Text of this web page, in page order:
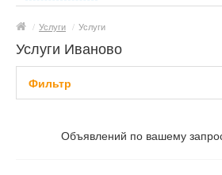
/ Услуги / Услуги
Услуги Иваново
Фильтр
Не важноОбъявлений по вашему